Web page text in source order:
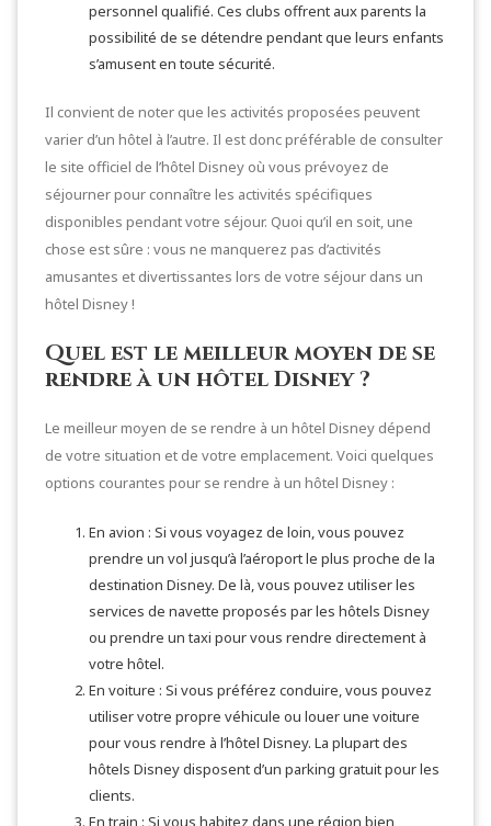
personnel qualifié. Ces clubs offrent aux parents la
possibilité de se détendre pendant que leurs enfants
s’amusent en toute sécurité.
Il convient de noter que les activités proposées peuvent
varier d’un hôtel à l’autre. Il est donc préférable de consulter
le site officiel de l’hôtel Disney où vous prévoyez de
séjourner pour connaître les activités spécifiques
disponibles pendant votre séjour. Quoi qu’il en soit, une
chose est sûre : vous ne manquerez pas d’activités
amusantes et divertissantes lors de votre séjour dans un
hôtel Disney !
Quel est le meilleur moyen de se
rendre à un hôtel Disney ?
Le meilleur moyen de se rendre à un hôtel Disney dépend
de votre situation et de votre emplacement. Voici quelques
options courantes pour se rendre à un hôtel Disney :
En avion : Si vous voyagez de loin, vous pouvez
prendre un vol jusqu’à l’aéroport le plus proche de la
destination Disney. De là, vous pouvez utiliser les
services de navette proposés par les hôtels Disney
ou prendre un taxi pour vous rendre directement à
votre hôtel.
En voiture : Si vous préférez conduire, vous pouvez
utiliser votre propre véhicule ou louer une voiture
pour vous rendre à l’hôtel Disney. La plupart des
hôtels Disney disposent d’un parking gratuit pour les
clients.
En train : Si vous habitez dans une région bien